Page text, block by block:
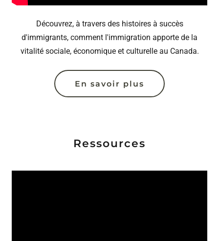
Découvrez, à travers des histoires à succès
d'immigrants, comment l'immigration apporte de la
vitalité sociale, économique et culturelle au Canada.
En savoir plus
Ressources